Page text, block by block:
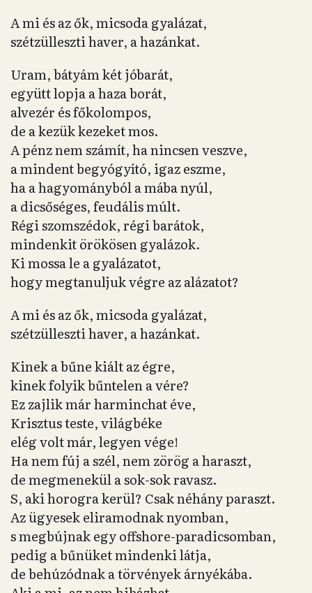
A mi és az ők, micsoda gyalázat,
szétzülleszti haver, a hazánkat.
Uram, bátyám két jóbarát,
együtt lopja a haza borát,
alvezér és főkolompos,
de a kezük kezeket mos.
A pénz nem számít, ha nincsen veszve,
a mindent begyógyító, igaz eszme,
ha a hagyományból a mába nyúl,
a dicsőséges, feudális múlt.
Régi szomszédok, régi barátok,
mindenkit örökösen gyalázok.
Ki mossa le a gyalázatot,
hogy megtanuljuk végre az alázatot?
A mi és az ők, micsoda gyalázat,
szétzülleszti haver, a hazánkat.
Kinek a bűne kiált az égre,
kinek folyik bűntelen a vére?
Ez zajlik már harminchat éve,
Krisztus teste, világbéke
elég volt már, legyen vége!
Ha nem fúj a szél, nem zörög a haraszt,
de megmenekül a sok-sok ravasz.
S, aki horogra kerül? Csak néhány paraszt.
Az ügyesek eliramodnak nyomban,
s megbújnak egy offshore-paradicsomban,
pedig a bűnüket mindenki látja,
de behúzódnak a törvények árnyékába.